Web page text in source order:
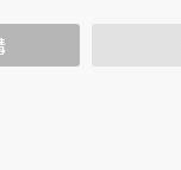
的個人資料；非經您書
用途。